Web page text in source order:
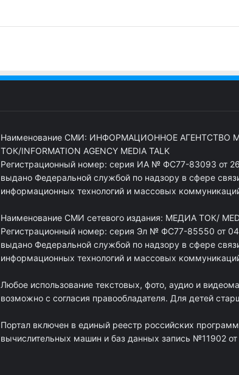
Наименование СМИ: ИНФОРМАЦИОННОЕ АГЕНТСТВО
ТОК/INFORMATION AGENCY MEDIA TALK
Регистрационный номер: серия ИА № ФС77-83093 от 26
выдано Федеральной службой по надзору в сфере
информационных технологий и массовых
Наименование СМИ сетевого издания: МЕДИА ТОК/
Регистрационный номер: серия Эл № ФС77-85550 от
выдано Федеральной службой по надзору в сфере
информационных технологий и массовых
Любое использование текстовых, фото, аудио и
возможно с согласия правообладателя. Для детей
Портал включен в единый реестр российских
вычислительных машин и баз данных запись №11902 от